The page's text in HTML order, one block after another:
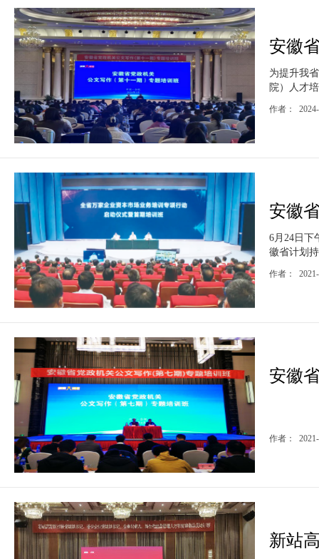
安徽
为提升我
院）人才
作者：
安徽
6月24日下
徽省计划
作者：
安徽
作者：
新站